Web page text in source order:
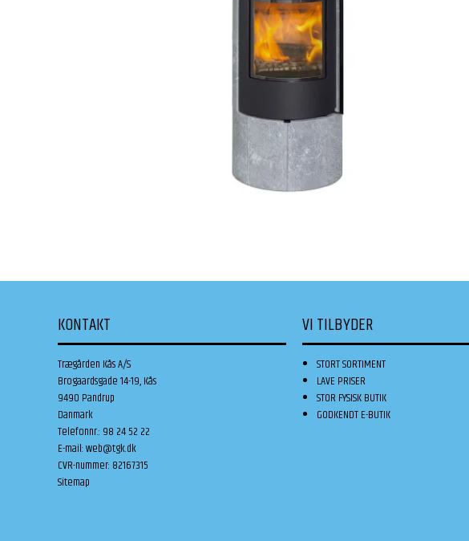
KONTAKT
Trægården Kås A/S
Brogaardsgade 14-19, Kås
9490 Pandrup
Danmark
Telefonnr.: 98 24 52 22
E-mail:web@tgk.dk
CVR-nummer: 82167315
Sitemap
VI TILBYDER
STORT SORTIMENT
LAVE PRISER
STOR FYSISK BUTIK
GODKENDT E-BUTIK